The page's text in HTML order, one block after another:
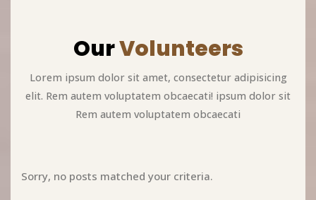
OurVolunteers
Lorem ipsum dolor sit amet, consectetur adipisicing
elit. Rem autem voluptatem obcaecati! ipsum dolor sit
Rem autem voluptatem obcaecati
Sorry, no posts matched your criteria.